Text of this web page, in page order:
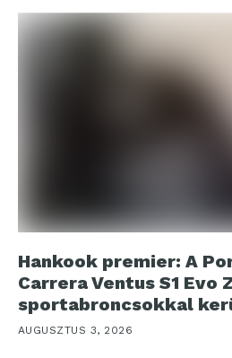
Hankook premier: A
Carrera Ventus S1 Evo
sportabroncsokkal
AUGUSZTUS 3, 2026